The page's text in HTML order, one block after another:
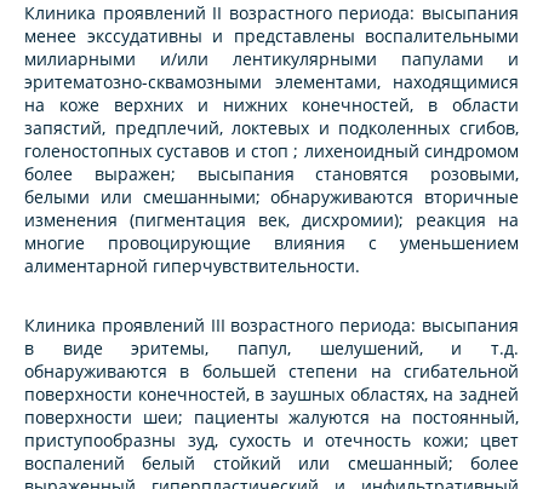
Клиника проявлений II возрастного периода: высыпания
менее экссудативны и представлены воспалительными
милиарными и/или лентикулярными папулами и
эритематозно-сквамозными элементами, находящимися
на коже верхних и нижних конечностей, в области
запястий, предплечий, локтевых и подколенных сгибов,
голеностопных суставов и стоп ; лихеноидный синдромом
более выражен; высыпания становятся розовыми,
белыми или смешанными; обнаруживаются вторичные
изменения (пигментация век, дисхромии); реакция на
многие провоцирующие влияния с уменьшением
алиментарной гиперчувствительности.
Клиника проявлений III возрастного периода: высыпания
в виде эритемы, папул, шелушений, и т.д.
обнаруживаются в большей степени на сгибaтельной
поверхности конечностей, в заушных областях, на задней
поверхности шеи; пациенты жалуются на постоянный,
приступообразны зуд, сухость и отечность кожи; цвет
воспалений белый стойкий или смешанный; более